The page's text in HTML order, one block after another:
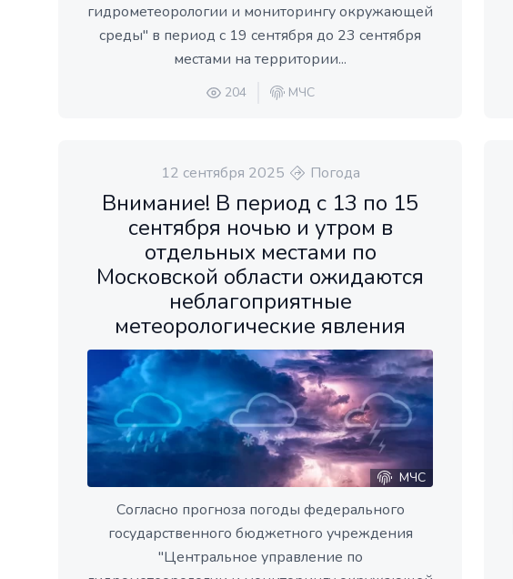
гидрометеорологии и мониторингу окружающей
среды" в период с 19 сентября до 23 сентября
местами на территории...
204 МЧС
12 сентября 2025 Погода
Внимание! В период с 13 по 15
сентября ночью и утром в
отдельных местами по
Московской области ожидаются
неблагоприятные
метеорологические явления
МЧС
Согласно прогноза погоды федерального
государственного бюджетного учреждения
"Центральное управление по